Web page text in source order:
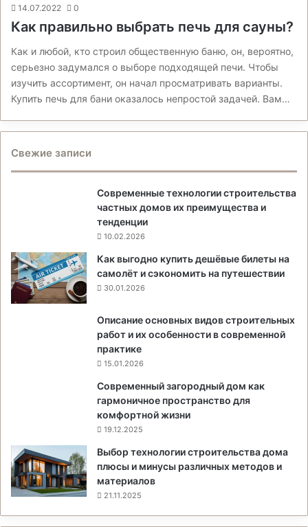
14.07.2022 0
Как правильно выбрать печь для сауны?
Как и любой, кто строил общественную баню, он, вероятно,
серьезно задумался о выборе подходящей печи. Чтобы
изучить ассортимент, он начал просматривать варианты.
Купить печь для бани оказалось непростой задачей. Вам…
Свежие записи
Современные технологии строительства
частных домов их преимущества и
тенденции
10.02.2026
Как выгодно купить дешёвые билеты на
самолёт и сэкономить на путешествии
30.01.2026
Описание основных видов строительных
работ и их особенности в современной
практике
15.01.2026
Современный загородный дом как
гармоничное пространство для
комфортной жизни
19.12.2025
Выбор технологии строительства дома
плюсы и минусы различных методов и
материалов
21.11.2025